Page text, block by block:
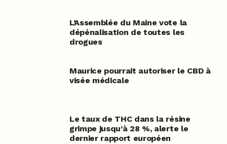
L’Assemblée du Maine vote la
dépénalisation de toutes les
drogues
Maurice pourrait autoriser le CBD à
visée médicale
Le taux de THC dans la résine
grimpe jusqu’à 28 %, alerte le
dernier rapport européen